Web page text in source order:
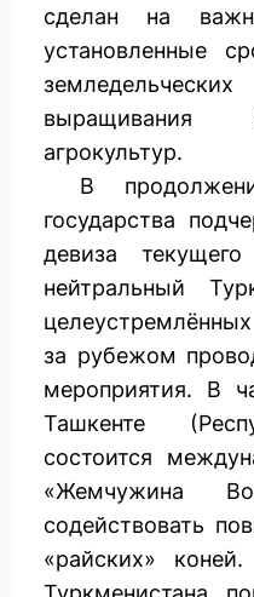
сделан на
установленные
выращивания
агрокультур.
В
государства
девиза
нейтральный
за рубежом
мероприятия. В
Ташкенте
состоится
«Жемчужина
содействовать
«райских»